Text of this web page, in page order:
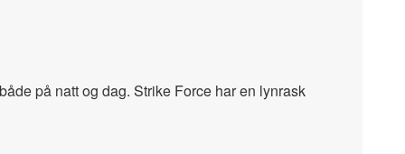
på natt og dag. Strike Force har en lynrask